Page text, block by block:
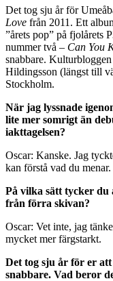
Det tog sju år för
Love från 2011. Ett
”årets pop” på fjolårets
nummer två – Can You
snabbare.
Hildingsson (längst till
Stockholm.
När jag lyssnade
lite mer somrigt än
iakttagelsen?
Oscar: Kanske. Jag
kan förstå vad du menar.
På vilka sätt tycker du
från förra skivan?
Oscar: Vet inte, jag
mycket mer färgstarkt.
Det tog sju år för er
snabbare. Vad beror